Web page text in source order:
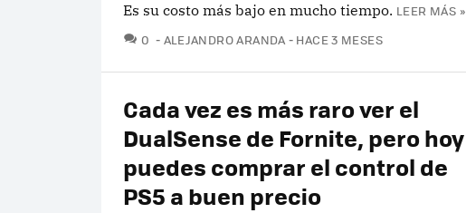
Es su costo más bajo en mucho tiempo. LEER MÁS »
0 COMENTARIOS
ALEJANDRO ARANDA HACE 3 MESES
Cada vez es más raro ver el
DualSense de Fornite, pero hoy
puedes comprar el control de
PS5 a buen precio